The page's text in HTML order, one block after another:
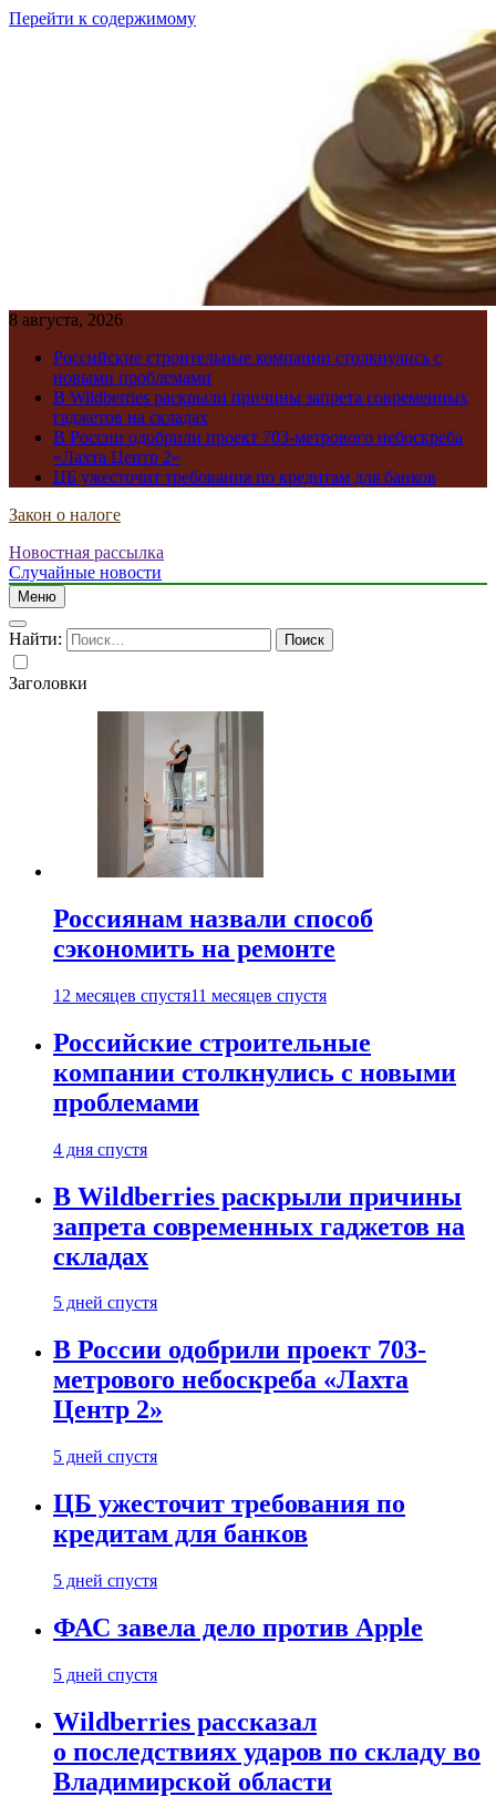
Перейти к содержимому
8 августа, 2026
Российские строительные компании столкнулись с
новыми проблемами
В Wildberries раскрыли причины запрета современных
гаджетов на складах
В России одобрили проект 703-метрового небоскреба
«Лахта Центр 2»
ЦБ ужесточит требования по кредитам для банков
Закон о налоге
Новостная рассылка
Случайные новости
Меню
Найти:
Заголовки
Россиянам назвали способ
сэкономить на ремонте
12 месяцев спустя11 месяцев спустя
Российские строительные
компании столкнулись с новыми
проблемами
4 дня спустя
В Wildberries раскрыли причины
запрета современных гаджетов на
складах
5 дней спустя
В России одобрили проект 703-
метрового небоскреба «Лахта
Центр 2»
5 дней спустя
ЦБ ужесточит требования по
кредитам для банков
5 дней спустя
ФАС завела дело против Apple
5 дней спустя
Wildberries рассказал
о последствиях ударов по складу во
Владимирской области